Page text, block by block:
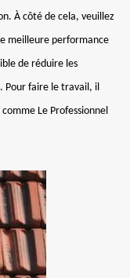
À côté de cela, veuillez
meilleure performance
de réduire les
Pour faire le travail, il
Le Professionnel